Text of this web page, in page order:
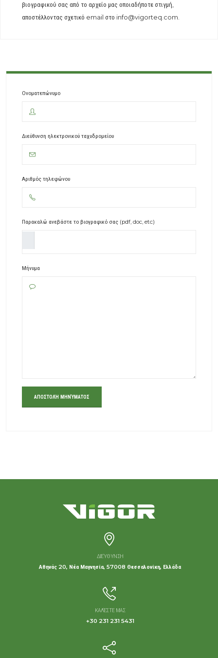
βιογραφικού σας από το αρχείο μας οποιαδήποτε στιγμή,
αποστέλλοντας σχετικό email στο info@vigorteq.com.
Ονοματεπώνυμο
Διεύθυνση ηλεκτρονικού ταχυδρομείου
Αριθμός τηλεφώνου
Παρακαλώ ανεβάστε το βιογραφικό σας (pdf, doc, etc)
Μήνυμα
ΔΙΕΎΘΥΝΣΗ
Αθηνάς 20, Νέα Μαγνησία, 57008 Θεσσαλονίκη, Ελλάδα
ΚΑΛΈΣΤΕ ΜΑΣ
+30 231 231 5431